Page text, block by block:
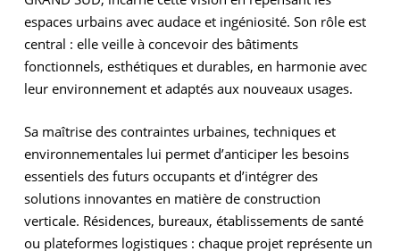
espaces urbains avec audace et ingéniosité. Son rôle est
central : elle veille à concevoir des bâtiments
fonctionnels, esthétiques et durables, en harmonie avec
leur environnement et adaptés aux nouveaux usages.
Sa maîtrise des contraintes urbaines, techniques et
environnementales lui permet d’anticiper les besoins
essentiels des futurs occupants et d’intégrer des
solutions innovantes en matière de construction
verticale. Résidences, bureaux, établissements de santé
ou plateformes logistiques : chaque projet représente un